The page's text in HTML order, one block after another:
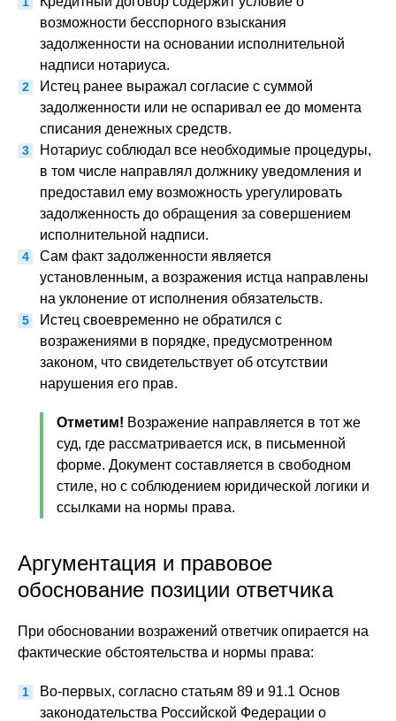
возможности бесспорного взыскания
задолженности на основании исполнительной
надписи нотариуса.
Истец ранее выражал согласие с суммой
задолженности или не оспаривал ее до момента
списания денежных средств.
Нотариус соблюдал все необходимые процедуры,
в том числе направлял должнику уведомления и
предоставил ему возможность урегулировать
задолженность до обращения за совершением
исполнительной надписи.
Сам факт задолженности является
установленным, а возражения истца направлены
на уклонение от исполнения обязательств.
Истец своевременно не обратился с
возражениями в порядке, предусмотренном
законом, что свидетельствует об отсутствии
нарушения его прав.
Отметим! Возражение направляется в тот же
суд, где рассматривается иск, в письменной
форме. Документ составляется в свободном
стиле, но с соблюдением юридической логики и
ссылками на нормы права.
Аргументация и правовое
обоснование позиции ответчика
При обосновании возражений ответчик опирается на
фактические обстоятельства и нормы права:
Во-первых, согласно статьям 89 и 91.1 Основ
законодательства Российской Федерации о